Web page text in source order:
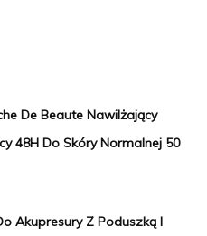
De Beaute Nawilżający
48H Do Skóry Normalnej 50
Akupresury Z Poduszką I